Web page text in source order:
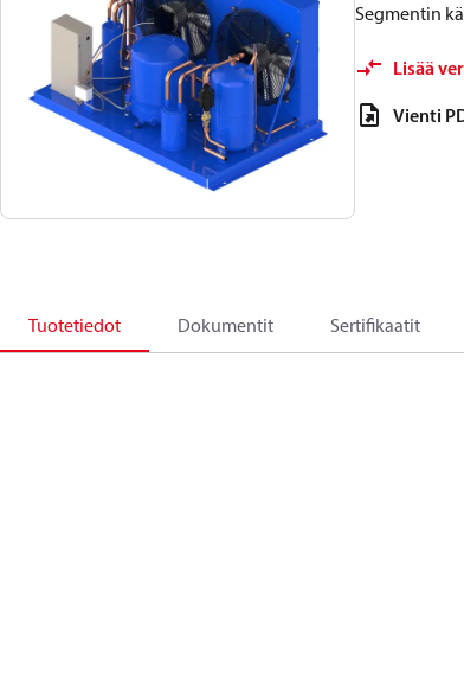
Segmentin
Lisää
Vienti
Tuotetiedot Dokumentit Sertifikaatit